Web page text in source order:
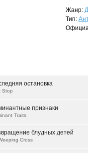
Жанр:
Тип:
остановка
Stop
признаки
Traits
блудных детей
Cross